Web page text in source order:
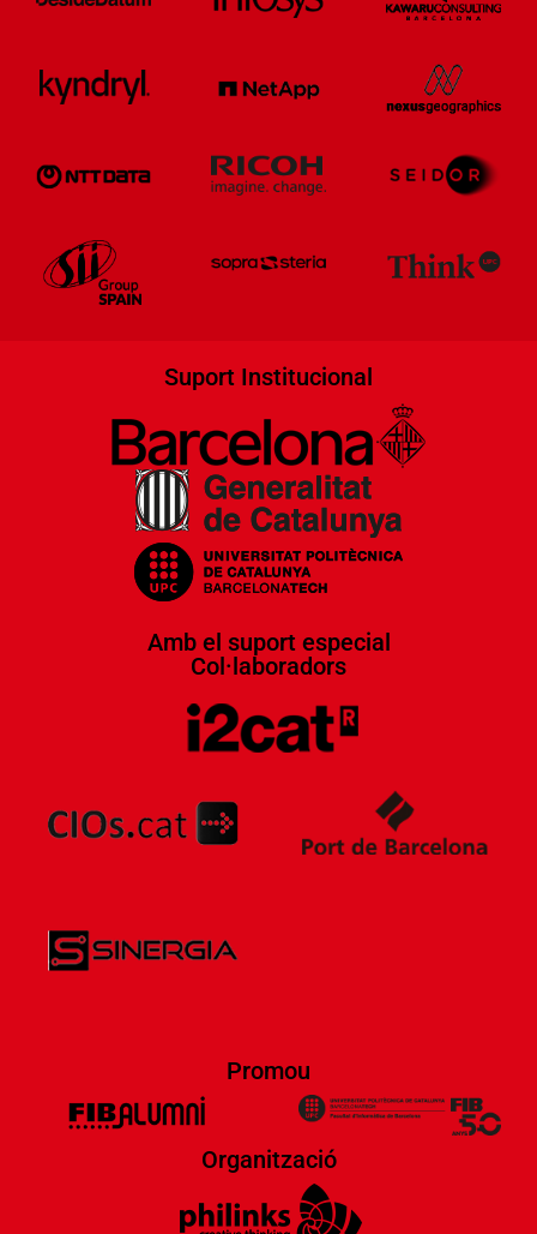
Suport Institucional
Amb el suport especial
Col·laboradors​
Promou
Organització